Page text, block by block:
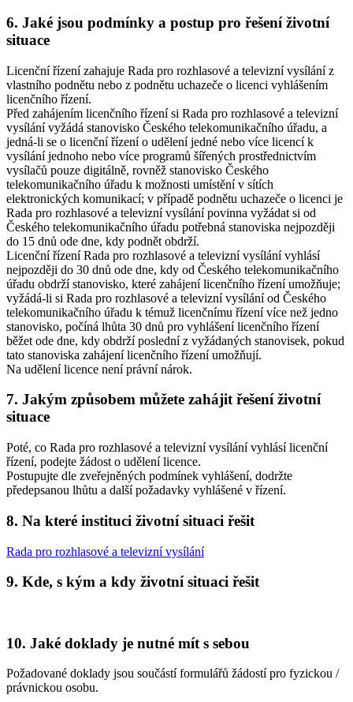
6. Jaké jsou podmínky a postup pro řešení životní
situace
Licenční řízení zahajuje Rada pro rozhlasové a televizní vysílání z
vlastního podnětu nebo z podnětu uchazeče o licenci vyhlášením
licenčního řízení.
Před zahájením licenčního řízení si Rada pro rozhlasové a televizní
vysílání vyžádá stanovisko Českého telekomunikačního úřadu, a
jedná-li se o licenční řízení o udělení jedné nebo více licencí k
vysílání jednoho nebo více programů šířených prostřednictvím
vysílačů pouze digitálně, rovněž stanovisko Českého
telekomunikačního úřadu k možnosti umístění v sítích
elektronických komunikací; v případě podnětu uchazeče o licenci je
Rada pro rozhlasové a televizní vysílání povinna vyžádat si od
Českého telekomunikačního úřadu potřebná stanoviska nejpozději
do 15 dnů ode dne, kdy podnět obdrží.
Licenční řízení Rada pro rozhlasové a televizní vysílání vyhlásí
nejpozději do 30 dnů ode dne, kdy od Českého telekomunikačního
úřadu obdrží stanovisko, které zahájení licenčního řízení umožňuje;
vyžádá-li si Rada pro rozhlasové a televizní vysílání od Českého
telekomunikačního úřadu k témuž licenčnímu řízení více než jedno
stanovisko, počíná lhůta 30 dnů pro vyhlášení licenčního řízení
běžet ode dne, kdy obdrží poslední z vyžádaných stanovisek, pokud
tato stanoviska zahájení licenčního řízení umožňují.
Na udělení licence není právní nárok.
7. Jakým způsobem můžete zahájit řešení životní
situace
Poté, co Rada pro rozhlasové a televizní vysílání vyhlásí licenční
řízení, podejte žádost o udělení licence.
Postupujte dle zveřejněných podmínek vyhlášení, dodržte
předepsanou lhůtu a další požadavky vyhlášené v řízení.
8. Na které instituci životní situaci řešit
Rada pro rozhlasové a televizní vysílání
9. Kde, s kým a kdy životní situaci řešit
10. Jaké doklady je nutné mít s sebou
Požadované doklady jsou součástí formulářů žádostí pro fyzickou /
právnickou osobu.